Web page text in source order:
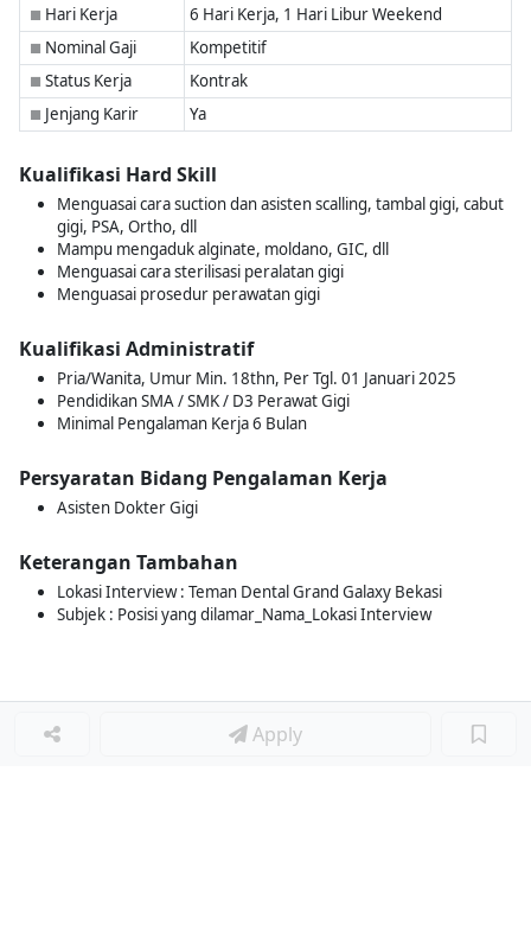
■ Hari Kerja 6 Hari Kerja, 1 Hari Libur Weekend
■ Nominal Gaji Kompetitif
■ Status Kerja Kontrak
■ Jenjang Karir Ya
Kualifikasi Hard Skill
Menguasai cara suction dan asisten scalling, tambal gigi, cabut
gigi, PSA, Ortho, dll
Mampu mengaduk alginate, moldano, GIC, dll
Menguasai cara sterilisasi peralatan gigi
Menguasai prosedur perawatan gigi
Kualifikasi Administratif
Pria/Wanita, Umur Min. 18thn, Per Tgl. 01 Januari 2025
Pendidikan SMA / SMK / D3 Perawat Gigi
Minimal Pengalaman Kerja 6 Bulan
Persyaratan Bidang Pengalaman Kerja
Asisten Dokter Gigi
Keterangan Tambahan
Lokasi Interview : Teman Dental Grand Galaxy Bekasi
Subjek : Posisi yang dilamar_Nama_Lokasi Interview
Apply